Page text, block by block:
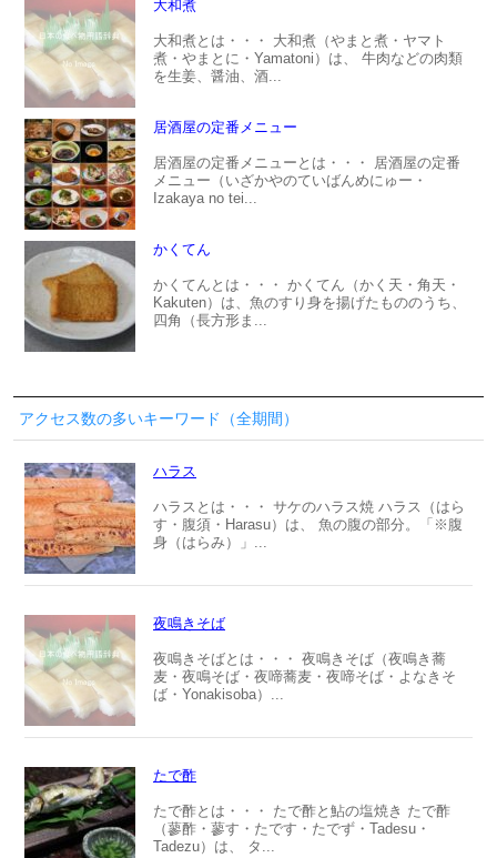
大和煮
大和煮とは・・・ 大和煮（やまと煮・ヤマト
煮・やまとに・Yamatoni）は、 牛肉などの肉類
を生姜、醤油、酒...
居酒屋の定番メニュー
居酒屋の定番メニューとは・・・ 居酒屋の定番
メニュー（いざかやのていばんめにゅー・
Izakaya no tei...
かくてん
かくてんとは・・・ かくてん（かく天・角天・
Kakuten）は、魚のすり身を揚げたもののうち、
四角（長方形ま...
アクセス数の多いキーワード（全期間）
ハラス
ハラスとは・・・ サケのハラス焼 ハラス（はら
す・腹須・Harasu）は、 魚の腹の部分。「※腹
身（はらみ）」...
夜鳴きそば
夜鳴きそばとは・・・ 夜鳴きそば（夜鳴き蕎
麦・夜鳴そば・夜啼蕎麦・夜啼そば・よなきそ
ば・Yonakisoba）...
たで酢
たで酢とは・・・ たで酢と鮎の塩焼き たで酢
（蓼酢・蓼す・たです・たでず・Tadesu・
Tadezu）は、 タ...